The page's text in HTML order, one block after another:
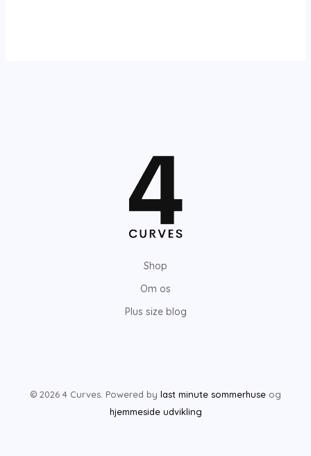
Shop
Om os
Plus size blog
© 2026 4 Curves. Powered by last minute sommerhuse og
hjemmeside udvikling